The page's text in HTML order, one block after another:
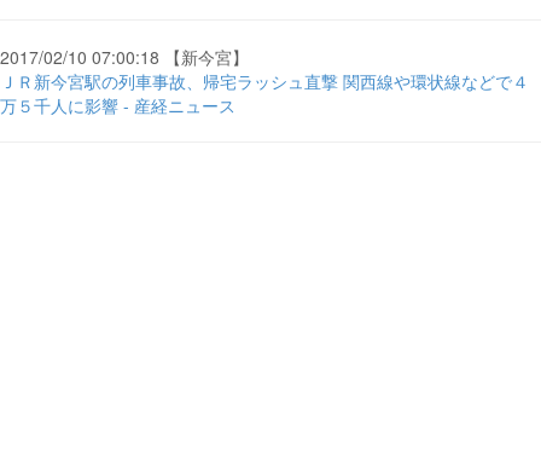
2017/02/10 07:00:18 【新今宮】
ＪＲ新今宮駅の列車事故、帰宅ラッシュ直撃 関西線や環状線などで４
万５千人に影響 - 産経ニュース